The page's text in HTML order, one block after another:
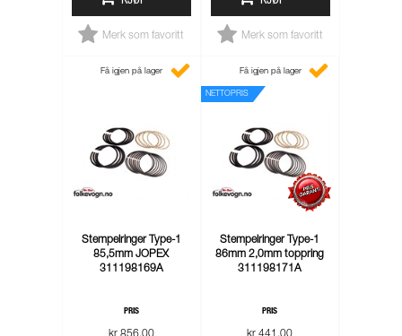
Merk som favoritt Merk som favoritt
Få igjen på lager
Stempelringer Type-1
85,5mm JOPEX
311198169A
PRIS
NETTOPRIS
Få igjen på lager
Stempelringer Type-1
86mm 2,0mm toppring
311198171A
PRIS